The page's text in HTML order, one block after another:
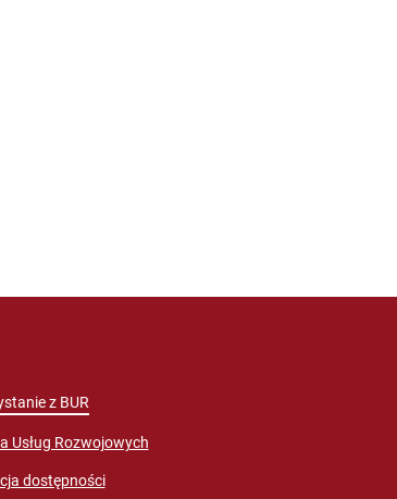
z BUR
Usług Rozwojowych
dostępności